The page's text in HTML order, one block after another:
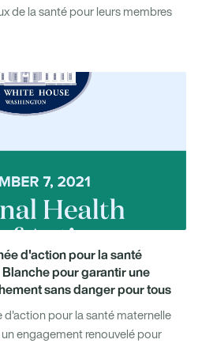
de la santé pour leurs membres
d'action pour la santé
pour garantir une
sans danger pour tous
d'action pour la santé maternelle
engagement renouvelé pour